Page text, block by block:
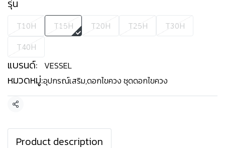
รุ่น
T10H T15H T20H T25H
T30H
T40H
แบรนด์: VESSEL
หมวดหมู่:อุปกรณ์เสริม,ดอกไขควง ชุดดอกไขควง
แชร์
Product description